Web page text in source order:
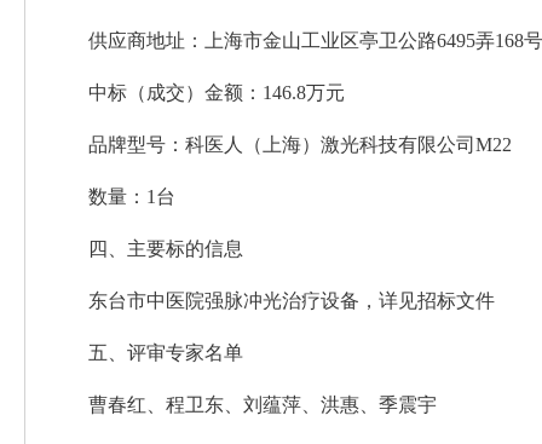
供应商地址：上海市金山工业区亭卫公路6495弄168号
中标（成交）金额：146.8万元
品牌型号：科医人（上海）激光科技有限公司M22
数量：1台
四、主要标的信息
东台市中医院强脉冲光治疗设备，详见招标文件
五、评审专家名单
曹春红、程卫东、刘蕴萍、洪惠、季震宇